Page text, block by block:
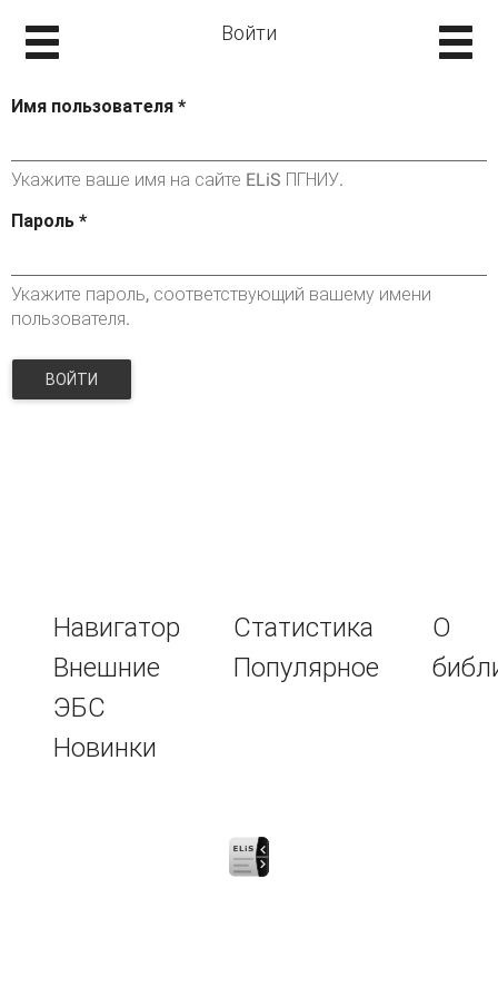
Войти
Имя пользователя *
Укажите ваше имя на сайте ELiS ПГНИУ.
Пароль *
Укажите пароль, соответствующий вашему имени
пользователя.
ВОЙТИ
Навигатор
Внешние
ЭБС
Новинки
Статистика
Популярное
О